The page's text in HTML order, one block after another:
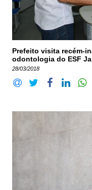
Prefeito visita recém-
odontologia do ESF
28/03/2018